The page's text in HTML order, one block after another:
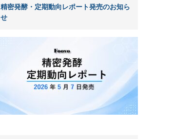
精密発酵・定期動向レポート発売のお知ら
せ